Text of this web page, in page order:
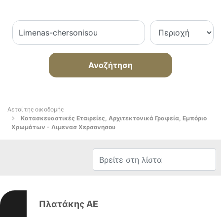
Αναζήτηση
Αετοί της οικοδομής
Κατασκευαστικές Εταιρείες, Αρχιτεκτονικά Γραφεία, Εμπόριο
Χρωμάτων - Λιμενασ Χερσονησου
Πλατάκης ΑΕ